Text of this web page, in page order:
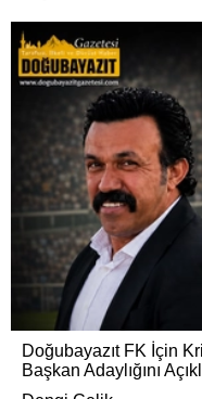
Doğubayazıt FK İçin
Başkan Adaylığını